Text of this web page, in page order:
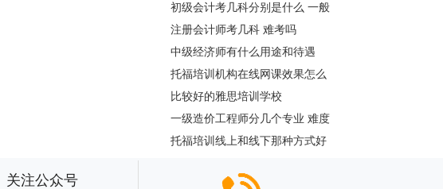
初级会计考几科分别是什么 一般
注册会计师考几科 难考吗
中级经济师有什么用途和待遇
托福培训机构在线网课效果怎么
比较好的雅思培训学校
一级造价工程师分几个专业 难度
托福培训线上和线下那种方式好
关注公众号